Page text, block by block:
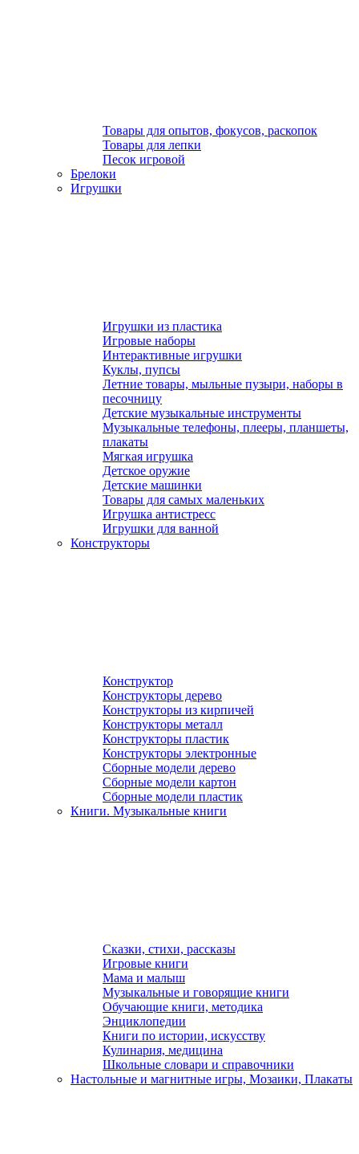
Товары для опытов, фокусов, раскопок
Товары для лепки
Песок игровой
Брелоки
Игрушки
Игрушки из пластика
Игровые наборы
Интерактивные игрушки
Куклы, пупсы
Летние товары, мыльные пузыри, наборы в
песочницу
Детские музыкальные инструменты
Музыкальные телефоны, плееры, планшеты,
плакаты
Мягкая игрушка
Детское оружие
Детские машинки
Товары для самых маленьких
Игрушка антистресс
Игрушки для ванной
Конструкторы
Конструктор
Конструкторы дерево
Конструкторы из кирпичей
Конструкторы металл
Конструкторы пластик
Конструкторы электронные
Сборные модели дерево
Сборные модели картон
Сборные модели пластик
Книги. Музыкальные книги
Сказки, стихи, рассказы
Игровые книги
Мама и малыш
Музыкальные и говорящие книги
Обучающие книги, методика
Энциклопедии
Книги по истории, искусству
Кулинария, медицина
Школьные словари и справочники
Настольные и магнитные игры, Мозаики, Плакаты